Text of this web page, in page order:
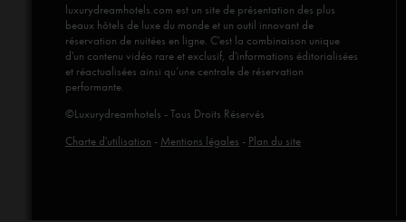
luxurydreamhotels.com est un site de présentation des plus
beaux hôtels de luxe du monde et un outil innovant de
réservation de nuitées en ligne. C'est la combinaison unique
d'un contenu vidéo rare et exclusif, d'informations éditorialisées
et réactualisées ainsi qu’une centrale de réservation
performante.
©Luxurydreamhotels - Tous Droits Réservés
Charte d'utilisation - Mentions légales - Plan du site